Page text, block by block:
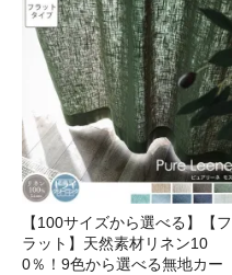
【100サイズから選べる】【フ
ラット】天然素材リネン10
0％！9色から選べる無地カー